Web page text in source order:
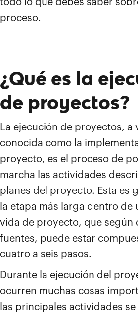
todo lo que debes saber
proceso.
¿Qué es la
de proyectos?
La ejecución de proyectos, a
conocida como la
proyecto, es el proceso de
marcha las actividades
planes del proyecto. Esta es
la etapa más larga dentro de
vida de proyecto, que según
fuentes, puede estar
cuatro a seis pasos.
Durante la ejecución del
ocurren muchas cosas
las principales actividades